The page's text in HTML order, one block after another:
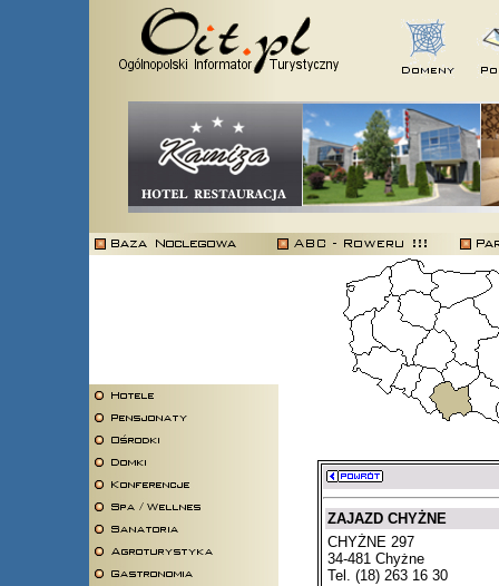
ZAJAZD CHYŻNE
CHYŻNE 297
34-481 Chyżne
Tel. (18) 263 16 30